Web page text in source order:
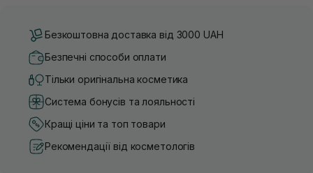
Безкоштовна доставка від 3000 UAH
Безпечні способи оплати
Тільки оригінальна косметика
Система бонусів та лояльності
Кращі ціни та топ товари
Рекомендації від косметологів